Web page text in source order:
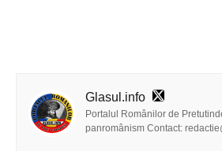
Glasul.info
Portalul Românilor de
panromânism Contact: